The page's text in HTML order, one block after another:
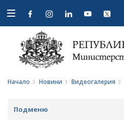
Open
navigation
Начало Новини Видеогалерия
Подменю